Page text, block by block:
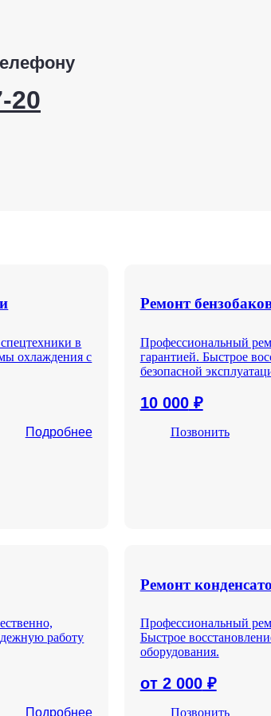
20
в
охлаждения с
Подробнее
Ремонт
Профессиональный
гарантией. Быстрое
безопасной
10 000₽
Позвонить
работу
Подробнее
Ремонт
Профессиональный
Быстрое
оборудования.
от 2 000₽
Позвонить